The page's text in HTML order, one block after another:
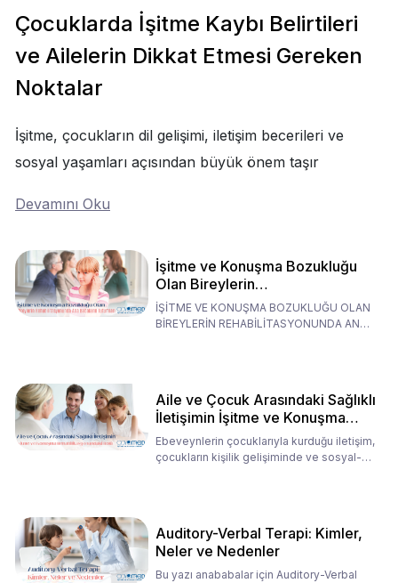
Çocuklarda İşitme Kaybı Belirtileri
ve Ailelerin Dikkat Etmesi Gereken
Noktalar
İşitme, çocukların dil gelişimi, iletişim becerileri ve
sosyal yaşamları açısından büyük önem taşır
Devamını Oku
İşitme ve Konuşma Bozukluğu
Olan Bireylerin
Rehabilitasyonunda Ana
Babaların Tutumları
İŞİTME VE KONUŞMA BOZUKLUĞU OLAN
BİREYLERİN REHABİLİTASYONUNDA ANA
Aile ve Çocuk Arasındaki Sağlıklı
İletişimin İşitme ve Konuşma
Rehabilitasyonundaki Rolü
Ebeveynlerin çocuklarıyla kurduğu iletişim,
çocukların kişilik gelişiminde ve sosyal-
Auditory-Verbal Terapi: Kimler,
Neler ve Nedenler
Bu yazı anababalar için Auditory-Verbal